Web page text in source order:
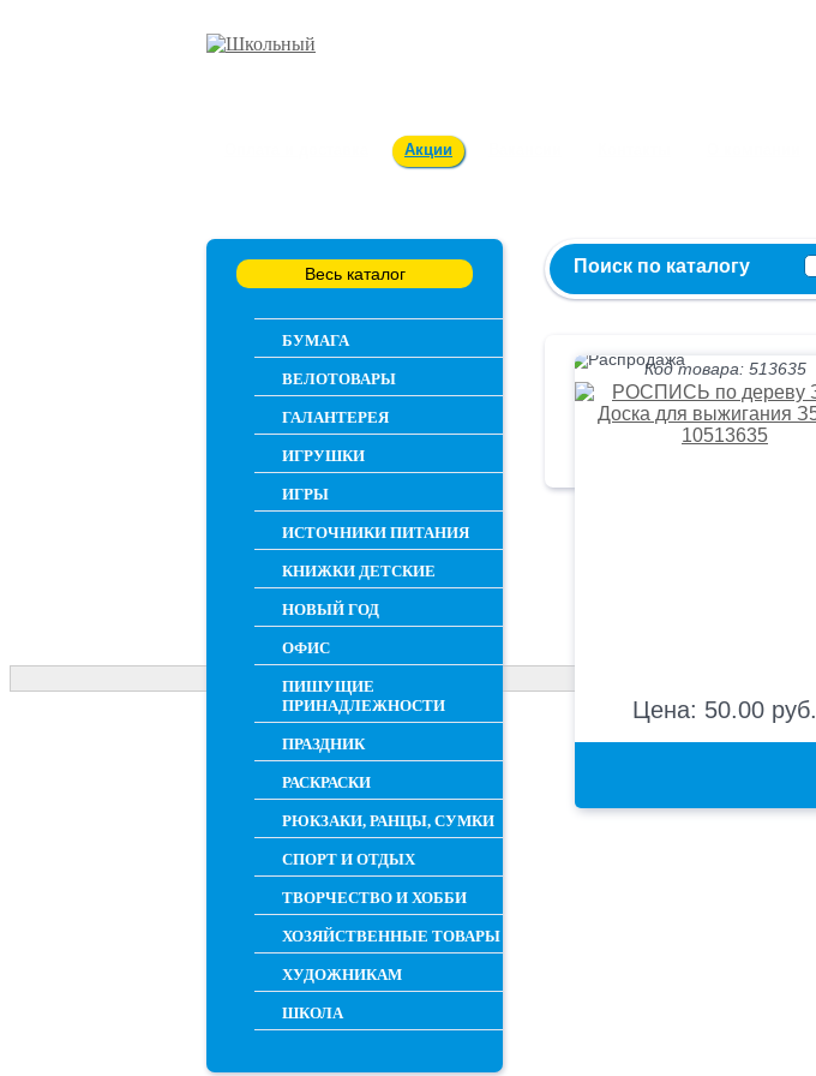
Акции
Весь каталог
БУМАГА
ВЕЛОТОВАРЫ
ГАЛАНТЕРЕЯ
ИГРУШКИ
ИГРЫ
ИСТОЧНИКИ ПИТАНИЯ
КНИЖКИ ДЕТСКИЕ
НОВЫЙ ГОД
ОФИС
ПИШУЩИЕ
ПРИНАДЛЕЖНОСТИ
ПРАЗДНИК
РАСКРАСКИ
РЮКЗАКИ, РАНЦЫ, СУМКИ
СПОРТ И ОТДЫХ
ТВОРЧЕСТВО И ХОББИ
ХОЗЯЙСТВЕННЫЕ ТОВАРЫ
ХУДОЖНИКАМ
ШКОЛА
Поиск по каталогу
Код товара: 513635
Цена: 50.00 руб.